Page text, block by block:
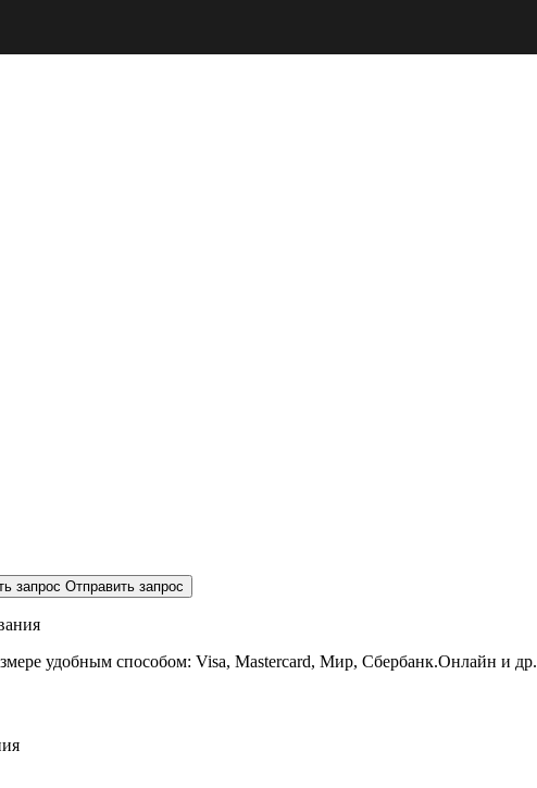
запрос Отправить запрос
удобным способом: Visa, Mastercard, Мир, Сбербанк.Онлайн и др.